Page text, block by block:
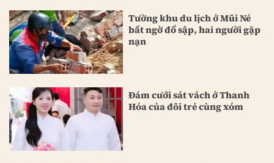
Tường khu du lịch ở Mũi Né
bất ngờ đổ sập, hai người gặp
nạn
Đám cưới sát vách ở Thanh
Hóa của đôi trẻ cùng xóm